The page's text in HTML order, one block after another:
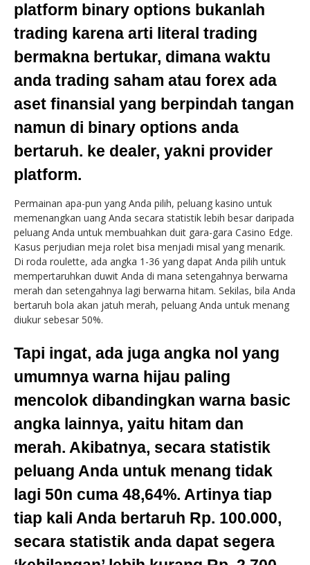
platform binary options bukanlah
trading karena arti literal trading
bermakna bertukar, dimana waktu
anda trading saham atau forex ada
aset finansial yang berpindah tangan
namun di binary options anda
bertaruh. ke dealer, yakni provider
platform.
Permainan apa-pun yang Anda pilih, peluang kasino untuk
memenangkan uang Anda secara statistik lebih besar daripada
peluang Anda untuk membuahkan duit gara-gara Casino Edge.
Kasus perjudian meja rolet bisa menjadi misal yang menarik.
Di roda roulette, ada angka 1-36 yang dapat Anda pilih untuk
mempertaruhkan duwit Anda di mana setengahnya berwarna
merah dan setengahnya lagi berwarna hitam. Sekilas, bila Anda
bertaruh bola akan jatuh merah, peluang Anda untuk menang
diukur sebesar 50%.
Tapi ingat, ada juga angka nol yang
umumnya warna hijau paling
mencolok dibandingkan warna basic
angka lainnya, yaitu hitam dan
merah. Akibatnya, secara statistik
peluang Anda untuk menang tidak
lagi 50n cuma 48,64%. Artinya tiap
tiap kali Anda bertaruh Rp. 100.000,
secara statistik anda dapat segera